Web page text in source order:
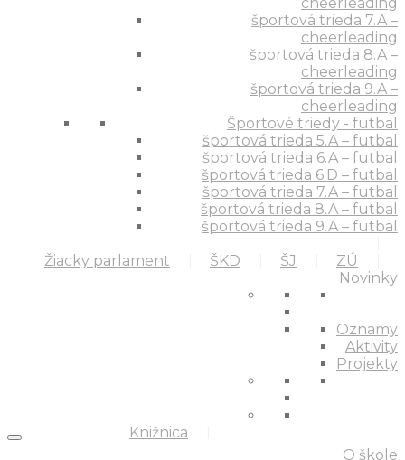
športová trieda 7.A –
cheerleading
športová trieda 8.A –
cheerleading
športová trieda 9.A –
cheerleading
Športové triedy - futbal
športová trieda 5.A – futbal
športová trieda 6.A – futbal
športová trieda 6.D – futbal
športová trieda 7.A – futbal
športová trieda 8.A – futbal
športová trieda 9.A – futbal
Žiacky parlament
ŠKD ŠJ ZÚ
Knižnica
Novinky
Oznamy
Aktivity
Projekty
O škole